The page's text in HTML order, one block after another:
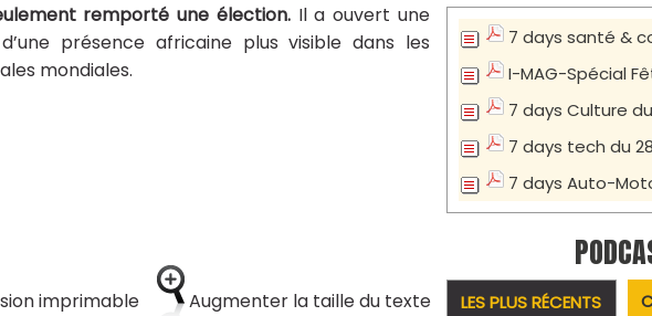
remporté une élection.Il a ouvert une
présence africaine plus visible dans les
mondiales.
imprimable Augmenter la taille du texte
7 days santé &
I-MAG-Spécial
7 days Culture
7 days tech du
7 days Auto-
LES PLUS RÉCENTS